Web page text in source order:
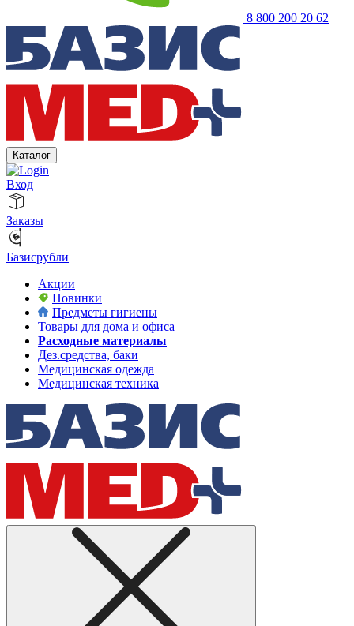
8 800 200 20 62
Каталог
Вход
Заказы
Базисрубли
Акции
Новинки
Предметы гигиены
Товары для дома и офиса
Расходные материалы
Дез.средства, баки
Медицинская одежда
Медицинская техника